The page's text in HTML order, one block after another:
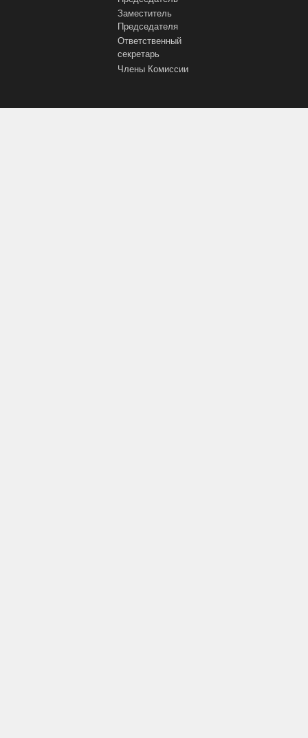
Заместитель
Председателя
Ответственный
секретарь
Члены Комиссии